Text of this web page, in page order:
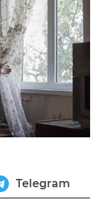
Telegram